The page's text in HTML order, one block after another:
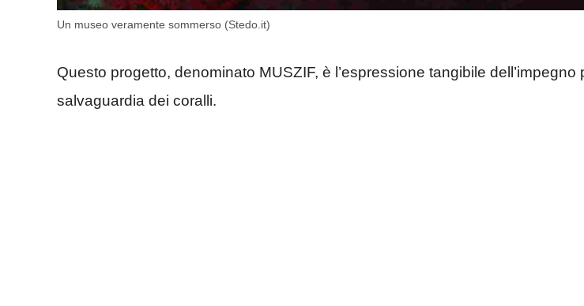
Un museo veramente sommerso (Stedo.it)
Questo progetto, denominato MUSZIF, è l’espressione tangibile dell’impegno
salvaguardia dei coralli.